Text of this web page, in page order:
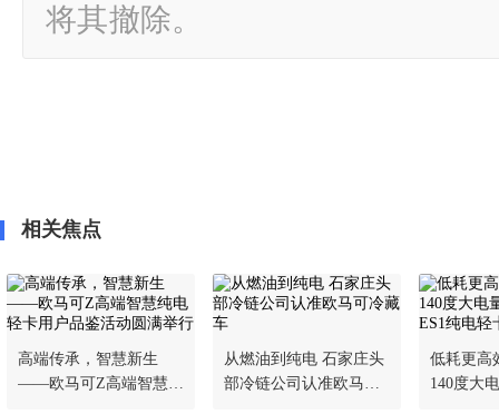
将其撤除。
相关焦点
高端传承，智慧新生
——欧马可Z高端智慧纯
从燃油到纯电 石家庄头
部冷链公司认准欧马可
低耗更高
140度大